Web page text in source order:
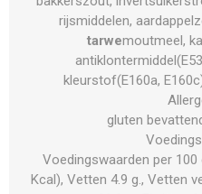
rijsmiddelen,
tarwemoutmeel,
kleurstof(E160a,
gluten
Voedingswaarden per 100
Kcal), Vetten 4.9 g., Vetten